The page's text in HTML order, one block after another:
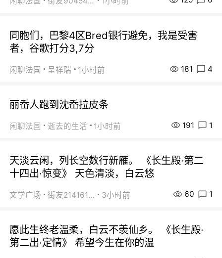
同胞们，巴黎4区Bred银行避免，我是受害
者，谷歌打分3,7分
闲聊法国 呈祥瑞 1小时前 181 4
丽岙人跑到沈岙拉皮条
闲聊法国 逝去的生活 1小时前 191 1
天淡云闲，列长空数行新雁。 《长生殿·第二
十四出·惊变》 天色清淡，白云悠
文学广场 街友21416156 3小时前 60 1
愿此生终老温柔，白云不羡仙乡。 《长生殿·
第二出·定情》 希望今生在你的温